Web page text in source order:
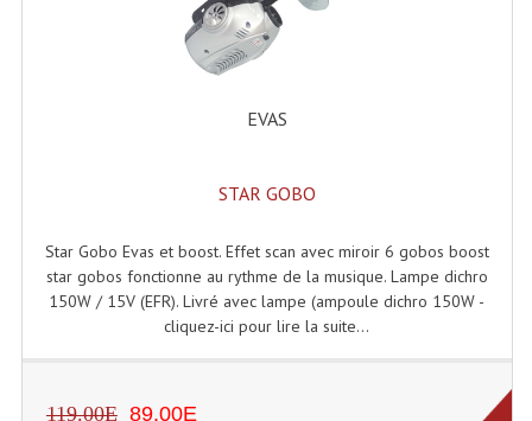
Lecteurs Double Cd Mixage Intégrée
Lecteurs Double Cd MP3
Digital Package Et Logiciel
Enregistreur Numérique
Platines Dvd Pour Dj
EVAS
STAR GOBO
Star Gobo Evas et boost. Effet scan avec miroir 6 gobos boost
star gobos fonctionne au rythme de la musique. Lampe dichro
150W / 15V (EFR). Livré avec lampe (ampoule dichro 150W -
cliquez-ici pour lire la suite...
119.00E 89.00E